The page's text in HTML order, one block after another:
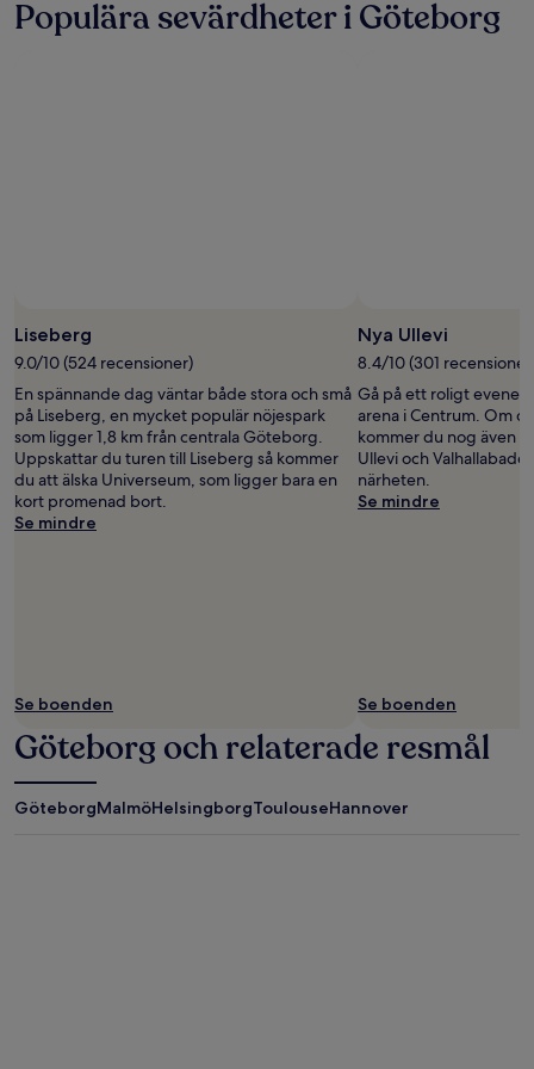
Populära sevärdheter i Göteborg
för
fritt
bruk
av
Liseberg
Amusement
Park
Liseberg
9.0/10 (524 recensioner)
En spännande dag väntar både stora och små
på Liseberg, en mycket populär nöjespark
som ligger 1,8 km från centrala Göteborg.
Uppskattar du turen till Liseberg så kommer
du att älska Universeum, som ligger bara en
kort promenad bort.
Se mindre
Se boenden
Nya Ullevi
8.4/10 (301
Gå på ett roligt
arena i Centrum. Om
kommer du nog även
Ullevi och
närheten.
Se mindre
Se boenden
Göteborg och relaterade resmål
GöteborgMalmöHelsingborgToulouseHannover